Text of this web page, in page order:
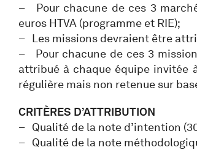
– Pour chacune de ces 3
euros HTVA (programme et RIE);
– Les missions devraient être
– Pour chacune de ces 3
attribué à chaque équipe invitée
régulière mais non retenue sur
CRITÈRES D’ATTRIBUTION
– Qualité de la note d’intention
– Qualité de la note